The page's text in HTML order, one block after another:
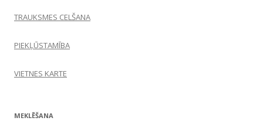
TRAUKSMES CELŠANA
PIEKĻŪSTAMĪBA
VIETNES KARTE
MEKLĒŠANA